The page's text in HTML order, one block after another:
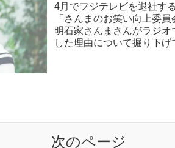
4月でフジテレビを退社す
「さんまのお笑い向上委
明石家さんまさんがラジ
した理由について掘り下
次のページ